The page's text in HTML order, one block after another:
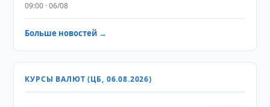
09:00 · 06/08
Больше новостей →
КУРСЫ ВАЛЮТ (ЦБ, 06.08.2026)